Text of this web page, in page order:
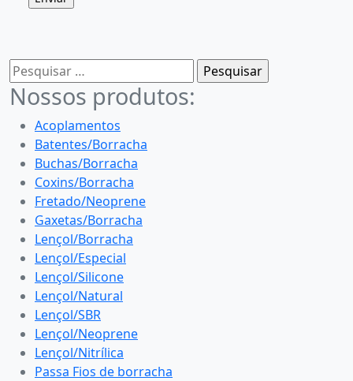
Pesquisar
por:
Nossos produtos:
Acoplamentos
Batentes/Borracha
Buchas/Borracha
Coxins/Borracha
Fretado/Neoprene
Gaxetas/Borracha
Lençol/Borracha
Lençol/Especial
Lençol/Silicone
Lençol/Natural
Lençol/SBR
Lençol/Neoprene
Lençol/Nitrílica
Passa Fios de borracha